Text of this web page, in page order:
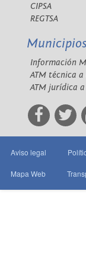
CIPSA
REGTSA
Municipios
Información
ATM técnica
ATM jurídica
Aviso legal
Mapa Web